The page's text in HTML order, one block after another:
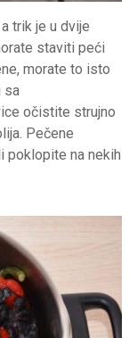
trik je u dvije
staviti peći
morate to isto
sa
očistite strujno
Pečene
poklopite na nekih